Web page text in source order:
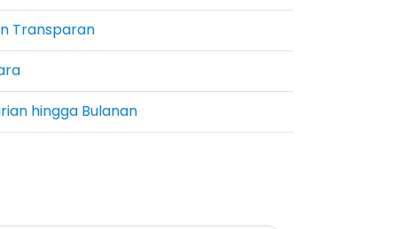
Transparan
hingga Bulanan